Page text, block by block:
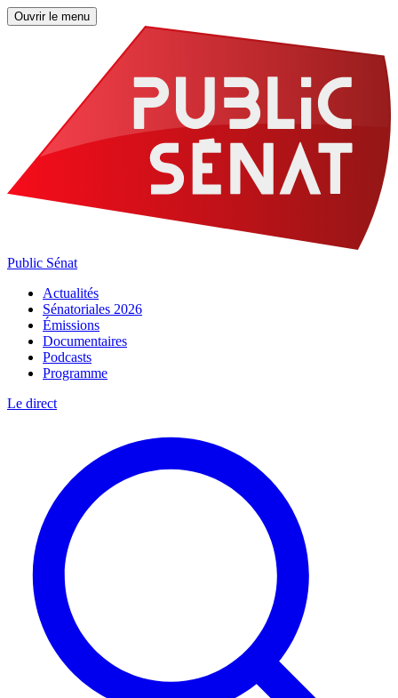
Ouvrir le menu
Public Sénat
Actualités
Sénatoriales 2026
Émissions
Documentaires
Podcasts
Programme
Le direct